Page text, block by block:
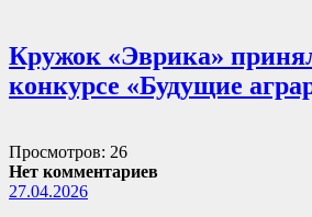
Кружок «Эврика»
конкурсе «Будущие
Просмотров: 26
Нет комментариев
27.04.2026